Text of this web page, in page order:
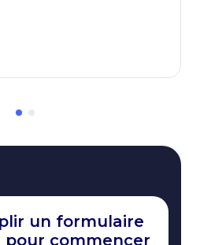
un formulaire
pour commencer